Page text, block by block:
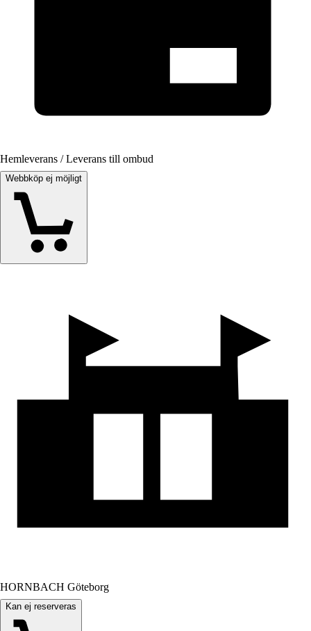
Hemleverans / Leverans till ombud
Webbköp ej möjligt
HORNBACH Göteborg
Kan ej reserveras